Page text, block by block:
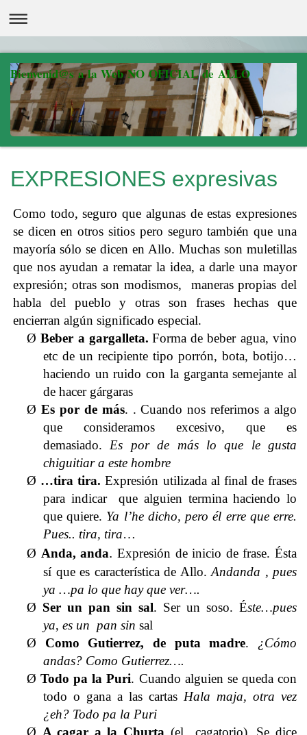
Bienvenid@s a la Web NO OFICIAL de ALLO
EXPRESIONES expresivas
Como todo, seguro que algunas de estas expresiones
se dicen en otros sitios pero seguro también que una
mayoría sólo se dicen en Allo. Muchas son muletillas
que nos ayudan a rematar la idea, a darle una mayor
expresión; otras son modismos, maneras propias del
habla del pueblo y otras son frases hechas que
encierran algún significado especial.
ØBeber a gargalleta. Forma de beber agua, vino
etc de un recipiente tipo porrón, bota, botijo…
haciendo un ruido con la garganta semejante al
de hacer gárgaras
Ø Es por de más. . Cuando nos referimos a algo
que consideramos excesivo, que es
demasiado. Es por de más lo que le gusta
chiguitiar a este hombre
Ø …tira tira. Expresión utilizada al final de frases
para indicar que alguien termina haciendo lo
que quiere. Ya l’he dicho, pero él erre que erre.
Pues.. tira, tira…
Ø Anda, anda. Expresión de inicio de frase. Ésta
sí que es característica de Allo. Andanda , pues
ya …pa lo que hay que ver….
Ø Ser un pan sin sal. Ser un soso. Éste…pues
ya, es un pan sin sal
Ø Como Gutierrez, de puta madre.
¿Cómo
andas? Como Gutierrez….
ØTodo pa la Puri. Cuando alguien se queda con
todo o gana a las cartas Hala maja, otra vez
¿eh? Todo pa la Puri
Ø A cagar a la Churta (el cagatorio). Se dice